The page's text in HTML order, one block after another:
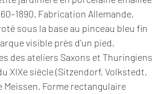
Fabrication Allemande,
sous la base au pinceau bleu fin
visible près d'un pied,
des ateliers Saxons et Thuringiens
XIXe siècle (Sitzendorf, Volkstedt,
Forme rectangulaire